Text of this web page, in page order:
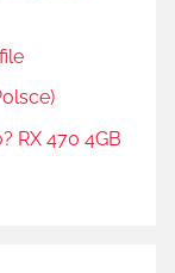
RX 470 4GB